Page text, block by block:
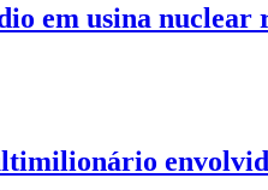
em usina nuclear